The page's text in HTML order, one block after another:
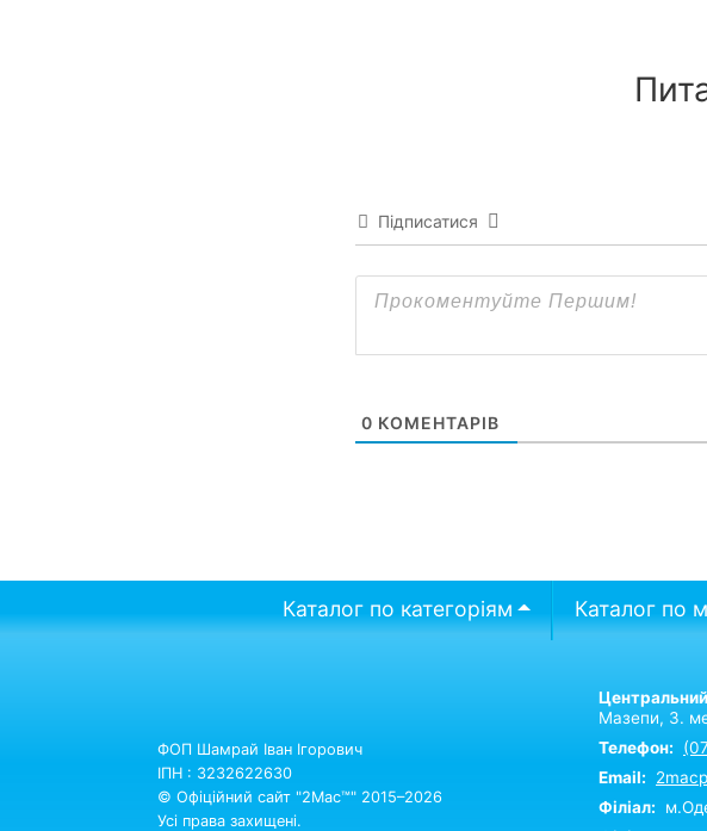
Підписатися
0 КОМЕНТАРІВ
Каталог по категоріям Каталог по
ФОП Шамрай Іван Ігорович
ІПН : 3232622630
© Офіційний сайт "2Mac™" 2015–2026
Усі права захищені.
Мазепи, 3.
Телефон:
Email:
Філіал: